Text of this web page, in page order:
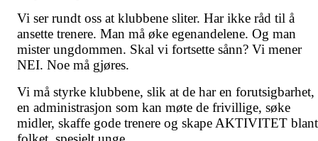
Vi ser rundt oss at klubbene sliter. Har ikke råd til å
ansette trenere. Man må øke egenandelene. Og man
mister ungdommen. Skal vi fortsette sånn? Vi mener
NEI. Noe må gjøres.
Vi må styrke klubbene, slik at de har en forutsigbarhet,
en administrasjon som kan møte de frivillige, søke
midler, skaffe gode trenere og skape AKTIVITET blant